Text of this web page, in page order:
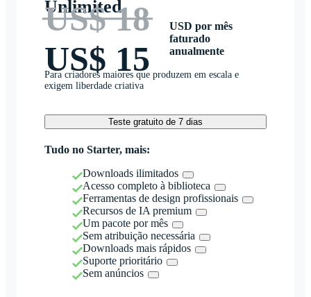
Unlimited
US$ 18
US$ 15
USD por mês
faturado
anualmente
Para criadores maiores que produzem em escala e
exigem liberdade criativa
Teste gratuito de 7 dias
Tudo no Starter, mais:
Downloads ilimitados
Acesso completo à biblioteca
Ferramentas de design profissionais
Recursos de IA premium
Um pacote por mês
Sem atribuição necessária
Downloads mais rápidos
Suporte prioritário
Sem anúncios